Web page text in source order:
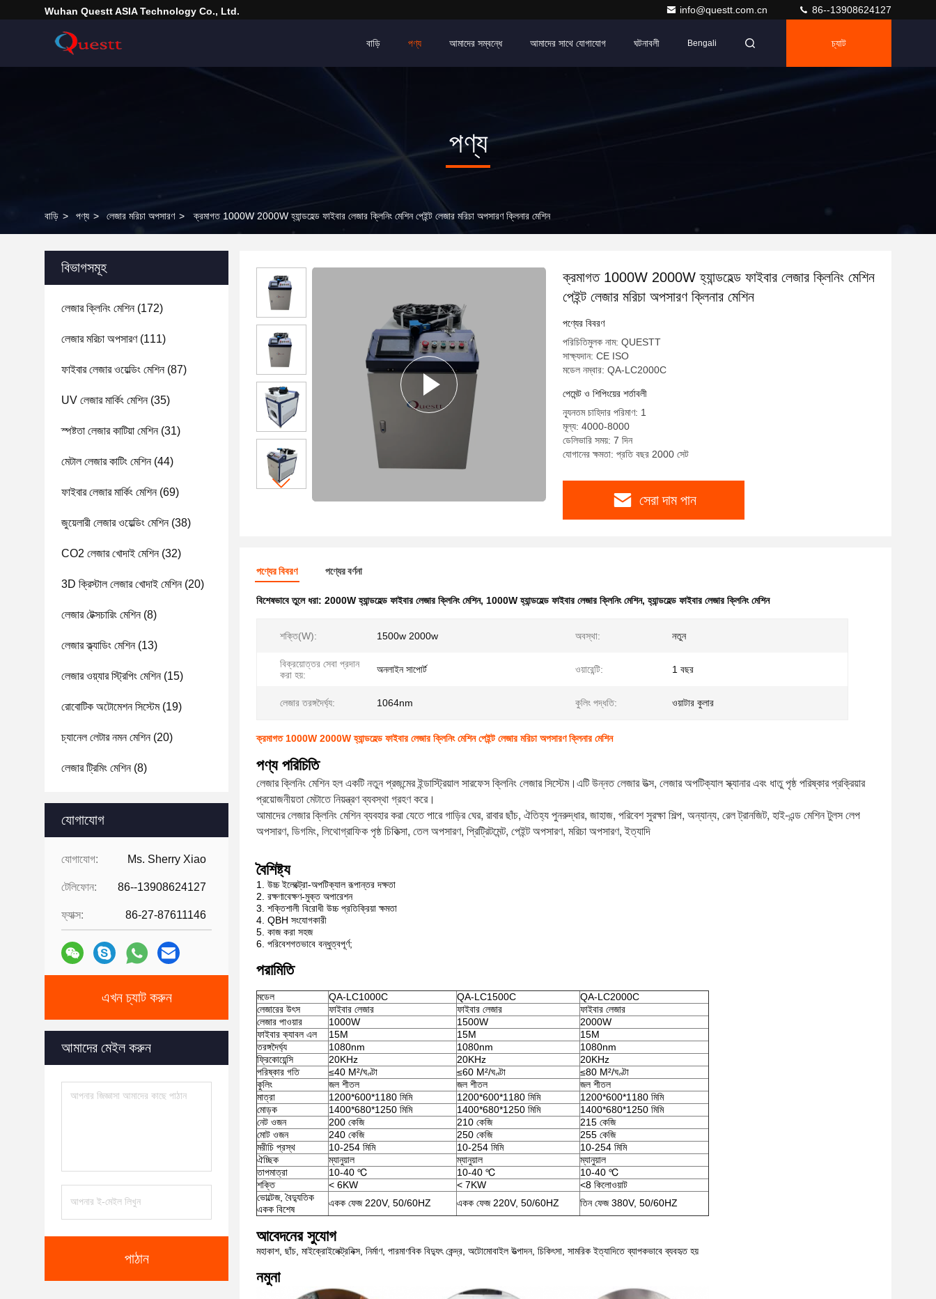
Wuhan Questt ASIA Technology Co., Ltd. info@questt.com.cn 86--13908624127
বাড়ি পণ্য আমাদের সম্বন্ধে আমাদের সাথে যোগাযোগ ঘটনাবলী Bengali চ্যাট
পণ্য
বাড়ি > পণ্য > লেজার মরিচা অপসারণ > ক্রমাগত 1000W 2000W হ্যান্ডহেল্ড ফাইবার লেজার ক্লিনিং মেশিন পেইন্ট লেজার মরিচা অপসারণ ক্লিনার মেশিন
বিভাগসমূহ
লেজার ক্লিনিং মেশিন(172)
লেজার মরিচা অপসারণ(111)
ফাইবার লেজার ওয়েল্ডিং মেশিন(87)
UV লেজার মার্কিং মেশিন(35)
স্পষ্টতা লেজার কাটিয়া মেশিন(31)
মেটাল লেজার কাটিং মেশিন(44)
ফাইবার লেজার মার্কিং মেশিন(69)
জুয়েলারী লেজার ওয়েল্ডিং মেশিন(38)
CO2 লেজার খোদাই মেশিন(32)
3D ক্রিস্টাল লেজার খোদাই মেশিন(20)
লেজার টেক্সচারিং মেশিন(8)
লেজার ক্ল্যাডিং মেশিন(13)
লেজার ওয়্যার স্ট্রিপিং মেশিন(15)
রোবোটিক অটোমেশন সিস্টেম(19)
চ্যানেল লেটার নমন মেশিন(20)
লেজার ট্রিমিং মেশিন(8)
যোগাযোগ
যোগাযোগ: Ms. Sherry Xiao
টেলিফোন: 86--13908624127
ফ্যাক্স: 86-27-87611146
এখন চ্যাট করুন
আমাদের মেইল করুন
পাঠান
ক্রমাগত 1000W 2000W হ্যান্ডহেল্ড ফাইবার লেজার ক্লিনিং মেশিন
পেইন্ট লেজার মরিচা অপসারণ ক্লিনার মেশিন
পণ্যের বিবরণ
পরিচিতিমুলক নাম: QUESTT
সাক্ষ্যদান: CE ISO
মডেল নম্বার: QA-LC2000C
পেমেন্ট ও শিপিংয়ের শর্তাবলী
ন্যূনতম চাহিদার পরিমাণ: 1
মূল্য: 4000-8000
ডেলিভারি সময়: 7 দিন
যোগানের ক্ষমতা: প্রতি বছর 2000 সেট
সেরা দাম পান
পণ্যের বিবরণ পণ্যের বর্ণনা
বিশেষভাবে তুলে ধরা: 2000W হ্যান্ডহেল্ড ফাইবার লেজার ক্লিনিং মেশিন, 1000W হ্যান্ডহেল্ড ফাইবার লেজার ক্লিনিং মেশিন,হ্যান্ডহেল্ড ফাইবার লেজার ক্লিনিং মেশিন
শক্তি(W): 1500w 2000w অবস্থা: নতুন
বিক্রয়োত্তর সেবা প্রদান
করা হয়:
অনলাইন সাপোর্ট ওয়ারেন্টি: 1 বছর
লেজার তরঙ্গদৈর্ঘ্য: 1064nm কুলিং পদ্ধতি: ওয়াটার কুলার
ক্রমাগত 1000W 2000W হ্যান্ডহেল্ড ফাইবার লেজার ক্লিনিং মেশিন পেইন্ট লেজার মরিচা অপসারণ ক্লিনার মেশিন
পণ্য পরিচিতি
লেজার ক্লিনিং মেশিন হল একটি নতুন প্রজন্মের ইন্ডাস্ট্রিয়াল সারফেস ক্লিনিং লেজার সিস্টেম।এটি উন্নত লেজার উত্স, লেজার অপটিক্যাল স্ক্যানার এবং ধাতু পৃষ্ঠ পরিষ্কার প্রক্রিয়ার
প্রয়োজনীয়তা মেটাতে নিয়ন্ত্রণ ব্যবস্থা গ্রহণ করে।
আমাদের লেজার ক্লিনিং মেশিন ব্যবহার করা যেতে পারে গাড়ির ঘের, রাবার ছাঁচ, ঐতিহ্য পুনরুদ্ধার, জাহাজ, পরিবেশ সুরক্ষা শিল্প, অন্যান্য, রেল ট্রানজিট, হাই-এন্ড মেশিন টুলস লেপ
অপসারণ, ডিগমিং, লিথোগ্রাফিক পৃষ্ঠ চিকিত্সা, তেল অপসারণ, প্রিট্রিটমেন্ট, পেইন্ট অপসারণ, মরিচা অপসারণ, ইত্যাদি
বৈশিষ্ট্য
1. উচ্চ ইলেক্ট্রো-অপটিক্যাল রূপান্তর দক্ষতা
2. রক্ষণাবেক্ষণ-মুক্ত অপারেশন
3. শক্তিশালী বিরোধী উচ্চ প্রতিক্রিয়া ক্ষমতা
4. QBH সংযোগকারী
5. কাজ করা সহজ
6. পরিবেশগতভাবে বন্ধুত্বপূর্ণ;
পরামিতি
মডেল QA-LC1000C QA-LC1500C
QA-LC2000C
লেজারের উৎস
ফাইবার লেজার ফাইবার লেজার
ফাইবার লেজার
লেজার পাওয়ার
1000W 1500W
2000W
ফাইবার ক্যাবল এল
15M 15M
15M
তরঙ্গদৈর্ঘ্য
1080nm 1080nm
1080nm
ফ্রিকোয়েন্সি
20KHz 20KHz
20KHz
পরিষ্কার গতি
≤40 M²/ঘণ্টা ≤60 M²/ঘণ্টা
≤80 M²/ঘণ্টা
কুলিং
জল শীতল জল শীতল
জল শীতল
মাত্রা
1200*600*1180 মিমি 1200*600*1180 মিমি
1200*600*1180 মিমি
মোড়ক
1400*680*1250 মিমি 1400*680*1250 মিমি
1400*680*1250 মিমি
নেট ওজন
200 কেজি 210 কেজি
215 কেজি
মোট ওজন
240 কেজি 250 কেজি
255 কেজি
মরীচি প্রস্থ
10-254 মিমি 10-254 মিমি
10-254 মিমি
ঐচ্ছিক
ম্যানুয়াল ম্যানুয়াল
ম্যানুয়াল
তাপমাত্রা
10-40 ℃ 10-40 ℃
10-40 ℃
শক্তি
< 6KW < 7KW
<8 কিলোওয়াট
ভোল্টেজ, বৈদ্যুতিক
একক বিশেষ
একক ফেজ 220V, 50/60HZ একক ফেজ 220V, 50/60HZ তিন ফেজ 380V, 50/60HZ
আবেদনের সুযোগ
মহাকাশ, ছাঁচ, মাইক্রোইলেক্ট্রনিক্স, নির্মাণ, পারমাণবিক বিদ্যুৎ কেন্দ্র, অটোমোবাইল উত্পাদন, চিকিৎসা, সামরিক ইত্যাদিতে ব্যাপকভাবে ব্যবহৃত হয়
নমুনা